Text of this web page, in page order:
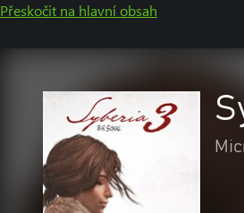
Přeskočit na hlavní obsah